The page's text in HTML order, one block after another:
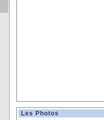
Les Photos